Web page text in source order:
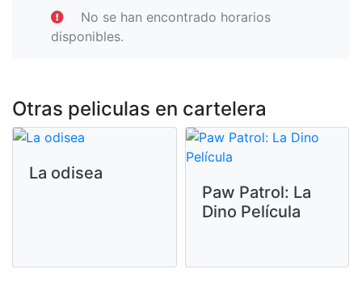
No se han encontrado horarios
disponibles.
Otras peliculas en cartelera
La odisea
Paw Patrol: La
Dino Película